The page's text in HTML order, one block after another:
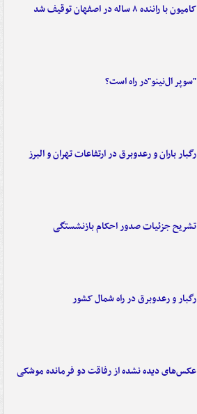
کامیون با راننده ۸ ساله در اصفهان توقیف شد
"سوپر ال‌نینو"در راه است؟
رگبار باران و رعدوبرق در ارتفاعات تهران و البرز
تشریح جزئیات صدور احکام بازنشستگی
رگبار و رعدوبرق در راه شمال کشور
عکس‌های دیده نشده از رفاقت دو فرمانده‌ موشکی